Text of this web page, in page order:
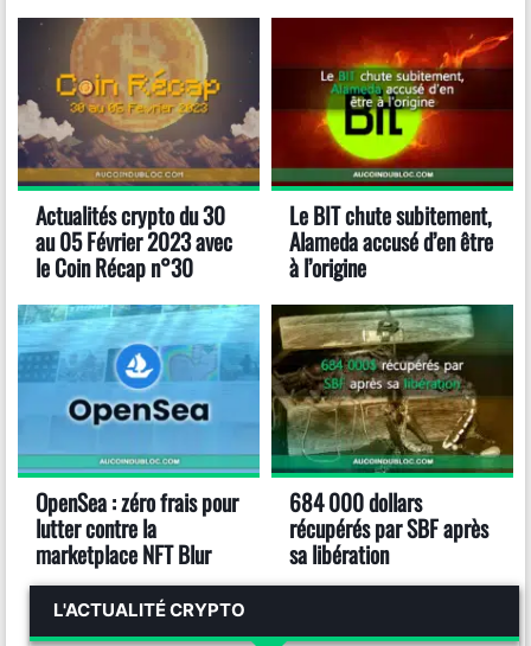
Actualités crypto du 30
au 05 Février 2023 avec
le Coin Récap n°30
Le BIT chute subitement,
Alameda accusé d’en être
à l’origine
OpenSea : zéro frais pour
lutter contre la
marketplace NFT Blur
684 000 dollars
récupérés par SBF après
sa libération
L'ACTUALITÉ CRYPTO